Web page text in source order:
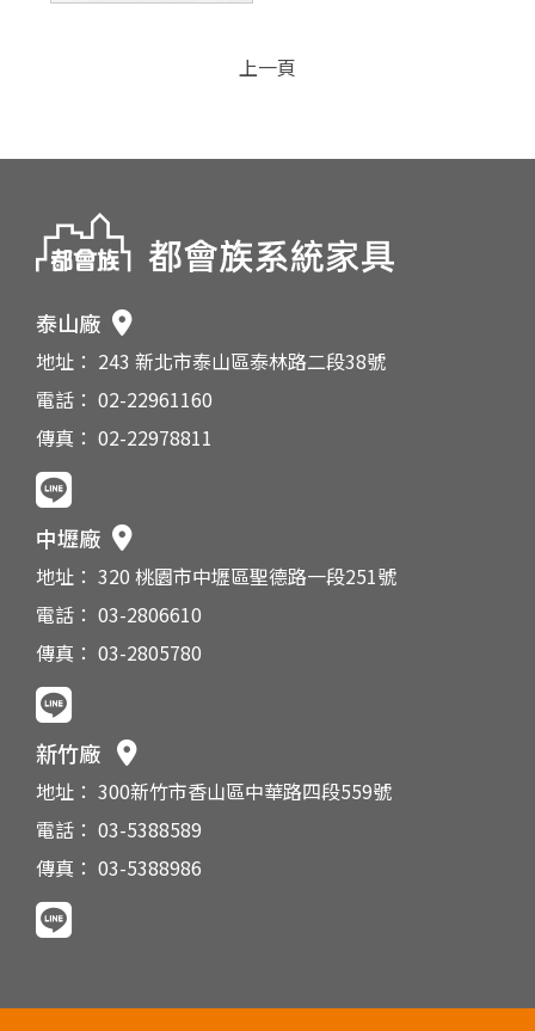
上一頁
泰山廠
地址： 243 新北市泰山區泰林路二段38號
電話： 02-22961160
傳真： 02-22978811
中壢廠
地址： 320 桃園市中壢區聖德路一段251號
電話： 03-2806610
傳真： 03-2805780
新竹廠
地址： 300新竹市香山區中華路四段559號
電話： 03-5388589
傳真： 03-5388986